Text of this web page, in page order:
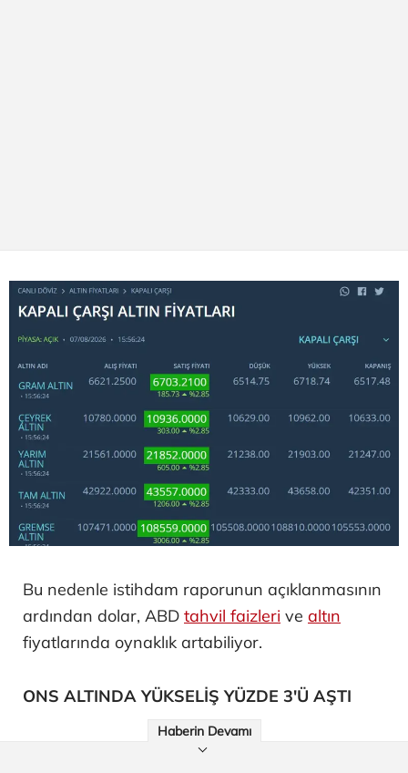
Bu nedenle istihdam raporunun açıklanmasının
ardından dolar, ABD tahvil faizleri ve altın
fiyatlarında oynaklık artabiliyor.
ONS ALTINDA YÜKSELİŞ YÜZDE 3'Ü AŞTI
Haberin Devamı